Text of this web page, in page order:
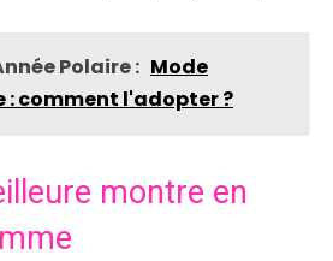
Polaire : Mode
: comment l'adopter ?
montre en